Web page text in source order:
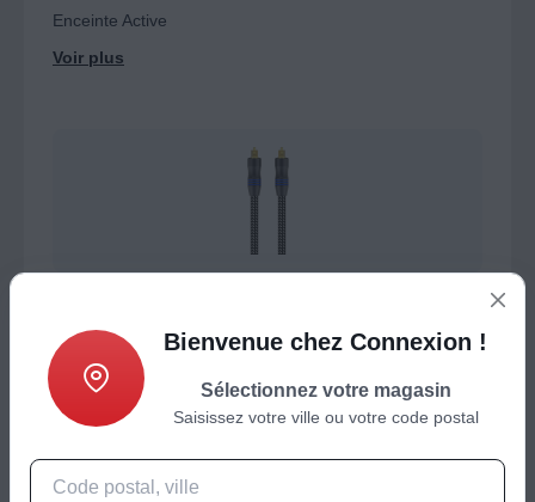
Enceinte Active
Connectique audio
Câble numerique
Câble analogique
Bienvenue chez Connexion !
Sélectionnez votre magasin
Saisissez votre ville ou votre code postal